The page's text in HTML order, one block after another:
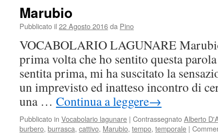
Marubio
Pubblicato il 22 Agosto 2016da Pino
VOCABOLARIO LAGUNARE
prima volta che ho sentito questa
sentita prima, mi ha suscitato la
un imprevisto ed inatteso incontro di
una … Continua a leggere→
Pubblicato in Vocabolario lagunare | ContrassegnatoAlberto
burbero, burrasca, cattivo, Marubio, tempo, temporale |